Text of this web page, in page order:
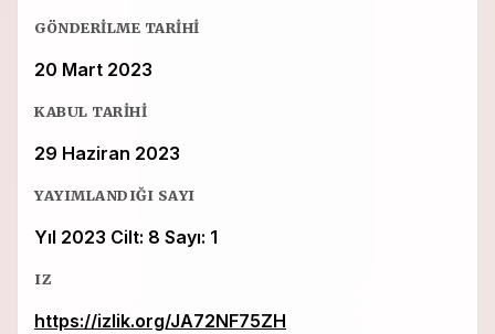
GÖNDERILME TARIHI
20 Mart 2023
KABUL TARIHI
29 Haziran 2023
YAYIMLANDIĞI SAYI
Yıl 2023 Cilt: 8 Sayı: 1
IZ
https://izlik.org/JA72NF75ZH